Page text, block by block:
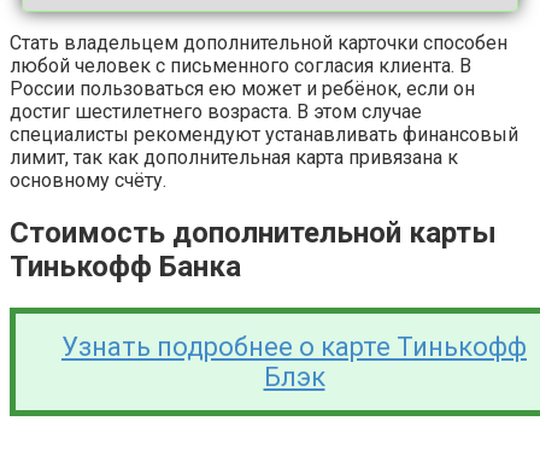
Стать владельцем дополнительной карточки способен
любой человек с письменного согласия клиента. В
России пользоваться ею может и ребёнок, если он
достиг шестилетнего возраста. В этом случае
специалисты рекомендуют устанавливать финансовый
лимит, так как дополнительная карта привязана к
основному счёту.
Стоимость дополнительной карты
Тинькофф Банка
Узнать подробнее о карте Тинькофф
Блэк